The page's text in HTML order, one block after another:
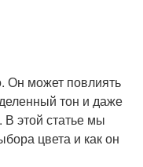
Он может повлиять
тон и даже
В этой статье мы
цвета и как он